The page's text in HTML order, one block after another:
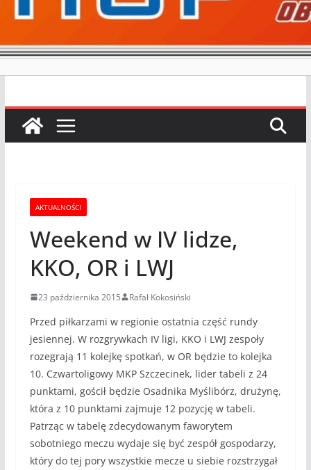
AKTUALNOŚCI
Weekend w IV lidze,
KKO, OR i LWJ
23 października 2015 Rafał Kokosiński
Przed piłkarzami w regionie ostatnia część rundy
jesiennej. W rozgrywkach IV ligi, KKO i LWJ zespoły
rozegrają 11 kolejkę spotkań, w OR będzie to kolejka
10. Czwartoligowy MKP Szczecinek, lider tabeli z 24
punktami, gościł będzie Osadnika Myślibórz, drużynę,
która z 10 punktami zajmuje 12 pozycję w tabeli.
Patrząc w tabelę zdecydowanym faworytem
sobotniego meczu wydaje się być zespół gospodarzy,
który do tej pory wszystkie mecze u siebie rozstrzygał